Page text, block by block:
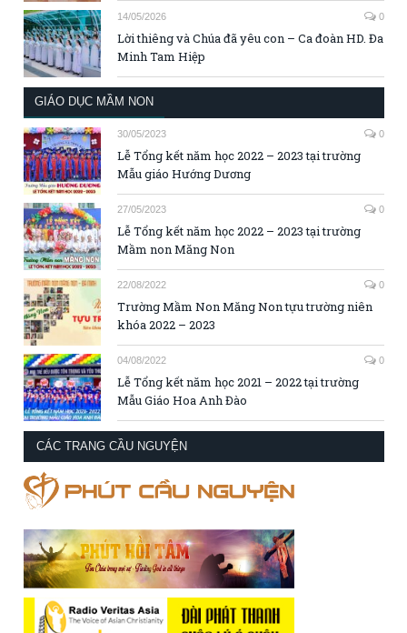
14/05/2026 0
Lời thiêng và Chúa đã yêu con – Ca đoàn HD. Đa
Minh Tam Hiệp
GIÁO DỤC MẦM NON
30/05/2023 0
Lễ Tổng kết năm học 2022 – 2023 tại trường
Mẫu giáo Hướng Dương
27/05/2023 0
Lễ Tổng kết năm học 2022 – 2023 tại trường
Mầm non Măng Non
22/08/2022 0
Trường Mầm Non Măng Non tựu trường niên
khóa 2022 – 2023
04/08/2022 0
Lễ Tổng kết năm học 2021 – 2022 tại trường
Mẫu Giáo Hoa Anh Đào
CÁC TRANG CẦU NGUYỆN